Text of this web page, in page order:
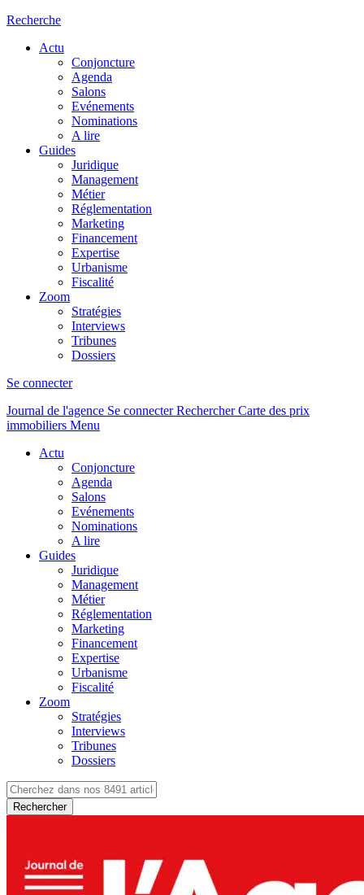
Recherche
Actu
Conjoncture
Agenda
Salons
Evénements
Nominations
A lire
Guides
Juridique
Management
Métier
Réglementation
Marketing
Financement
Expertise
Urbanisme
Fiscalité
Zoom
Stratégies
Interviews
Tribunes
Dossiers
Se connecter
Journal de l'agence Se connecterRechercher Carte des prix
immobiliers Menu
Actu
Conjoncture
Agenda
Salons
Evénements
Nominations
A lire
Guides
Juridique
Management
Métier
Réglementation
Marketing
Financement
Expertise
Urbanisme
Fiscalité
Zoom
Stratégies
Interviews
Tribunes
Dossiers
Rechercher